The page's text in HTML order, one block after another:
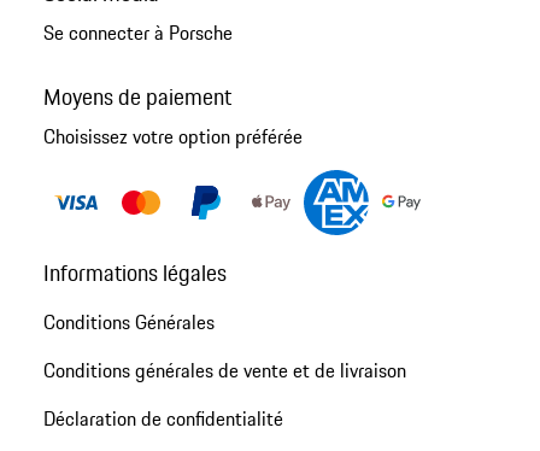
Se connecter à Porsche
Moyens de paiement
Choisissez votre option préférée
Informations légales
Conditions Générales
Conditions générales de vente et de livraison
Déclaration de confidentialité